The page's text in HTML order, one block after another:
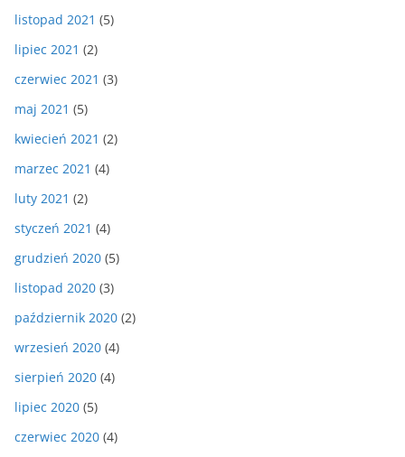
listopad 2021 (5)
lipiec 2021 (2)
czerwiec 2021 (3)
maj 2021 (5)
kwiecień 2021 (2)
marzec 2021 (4)
luty 2021 (2)
styczeń 2021 (4)
grudzień 2020 (5)
listopad 2020 (3)
październik 2020 (2)
wrzesień 2020 (4)
sierpień 2020 (4)
lipiec 2020 (5)
czerwiec 2020 (4)